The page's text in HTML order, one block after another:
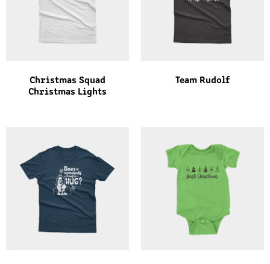
Christmas Squad
Christmas Lights
Team Rudolf